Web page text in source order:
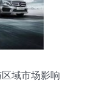
域市场影响